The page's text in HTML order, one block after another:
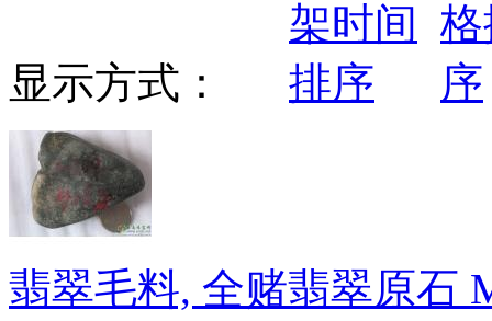
显示方式：
翡翠毛料, 全赌翡翠原石